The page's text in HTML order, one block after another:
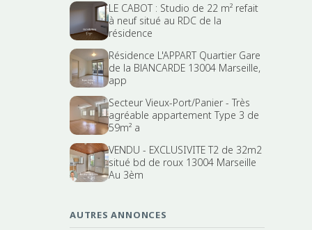
LE CABOT : Studio de 22 m² refait
à neuf situé au RDC de la
résidence
Résidence L'APPART Quartier Gare
de la BlANCARDE 13004 Marseille,
app
Secteur Vieux-Port/Panier - Très
agréable appartement Type 3 de
59m² a
VENDU - EXCLUSIVITE T2 de 32m2
situé bd de roux 13004 Marseille
Au 3èm
AUTRES ANNONCES